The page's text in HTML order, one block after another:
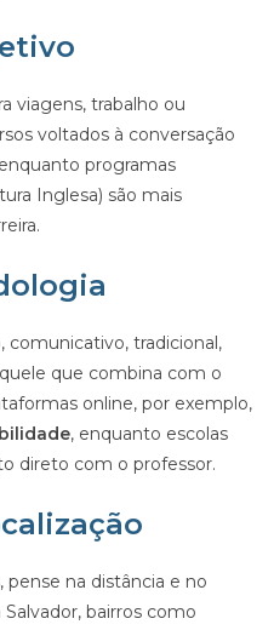
viagens, trabalho ou
voltados à conversação
programas
Inglesa) são mais
comunicativo, tradicional,
que combina com o
online, por exemplo,
, enquanto escolas
direto com o professor.
pense na distância e no
bairros como